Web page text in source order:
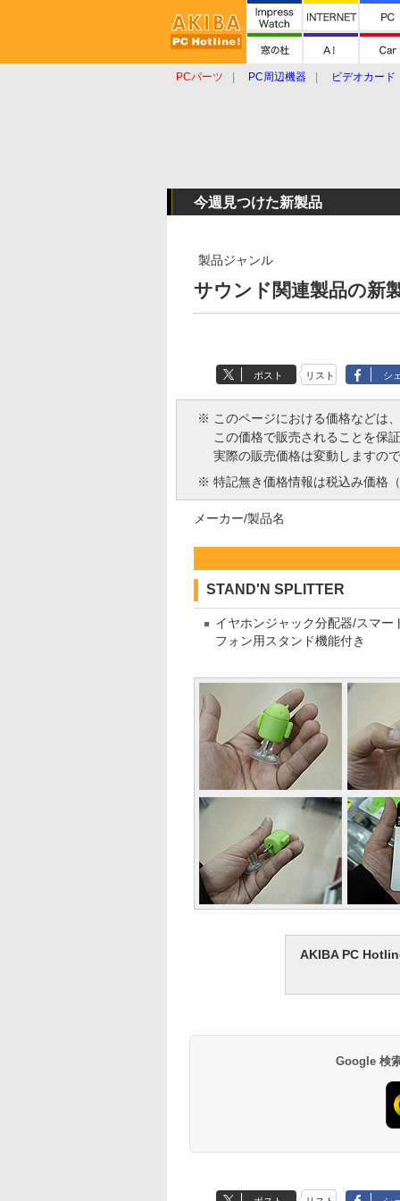
PCパーツ PC周辺機器 ビデオカード
今週見つけた新製品
製品ジャンル
サウンド関連製品の新
ポスト リスト シ
※ このページにおける価格などは
この価格で販売されることを保
実際の販売価格は変動しますの
※ 特記無き価格情報は税込み価格
メーカー/製品名
STAND'N SPLITTER
イヤホンジャック分配器/スマー
フォン用スタンド機能付き
AKIBA PC
Google 検